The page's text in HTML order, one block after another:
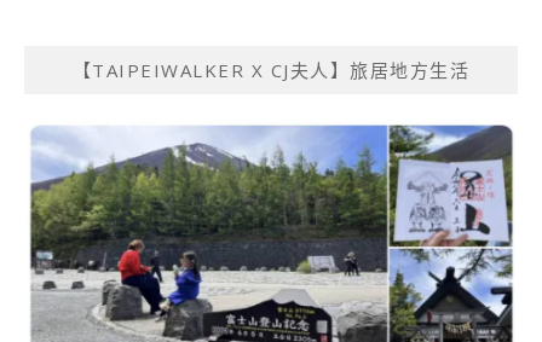
【TAIPEIWALKER X CJ夫人】旅居地方生活